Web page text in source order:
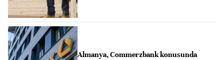
Almanya, Commerzbank konusunda